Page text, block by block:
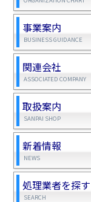
事業案内
BUSINESS GUIDANCE
関連会社
ASSOCIATED COMPANY
取扱案内
SANPAI SHOP
新着情報
NEWS
処理業者を探す
SEARCH